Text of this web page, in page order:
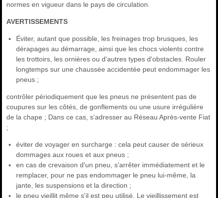
normes en vigueur dans le pays de circulation.
AVERTISSEMENTS
Éviter, autant que possible, les freinages trop brusques, les
dérapages au démarrage, ainsi que les chocs violents contre
les trottoirs, les ornières ou d'autres types d'obstacles. Rouler
longtemps sur une chaussée accidentée peut endommager les
pneus ;
contrôler périodiquement que les pneus ne présentent pas de
coupures sur les côtés, de gonflements ou une usure irrégulière
de la chape ; Dans ce cas, s'adresser au Réseau Après-vente Fiat
;
éviter de voyager en surcharge : cela peut causer de sérieux
dommages aux roues et aux pneus ;
en cas de crevaison d'un pneu, s'arrêter immédiatement et le
remplacer, pour ne pas endommager le pneu lui-même, la
jante, les suspensions et la direction ;
le pneu vieillit même s'il est peu utilisé. Le vieillissement est